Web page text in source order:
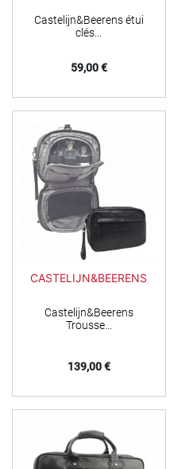
Castelijn&Beerens étui
clés...
Prix
59,00 €
CASTELIJN&BEERENS
Castelijn&Beerens
Trousse...
Prix
139,00 €